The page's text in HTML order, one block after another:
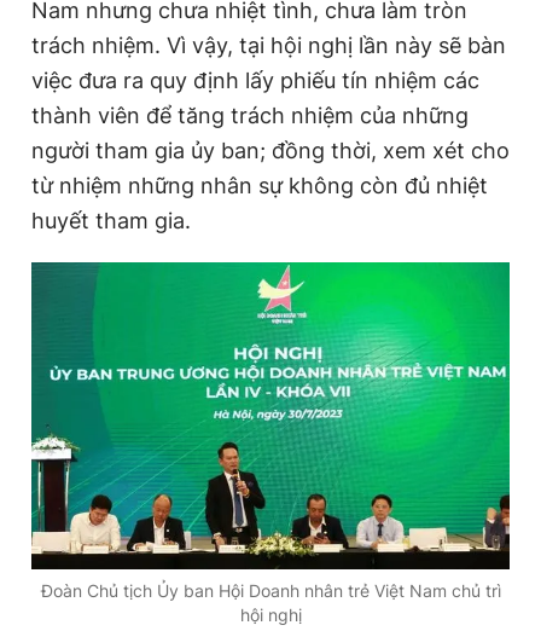
Nam nhưng chưa nhiệt tình, chưa làm tròn
trách nhiệm. Vì vậy, tại hội nghị lần này sẽ bàn
việc đưa ra quy định lấy phiếu tín nhiệm các
thành viên để tăng trách nhiệm của những
người tham gia ủy ban; đồng thời, xem xét cho
từ nhiệm những nhân sự không còn đủ nhiệt
huyết tham gia.
Đoàn Chủ tịch Ủy ban Hội Doanh nhân trẻ Việt Nam chủ trì
hội nghị